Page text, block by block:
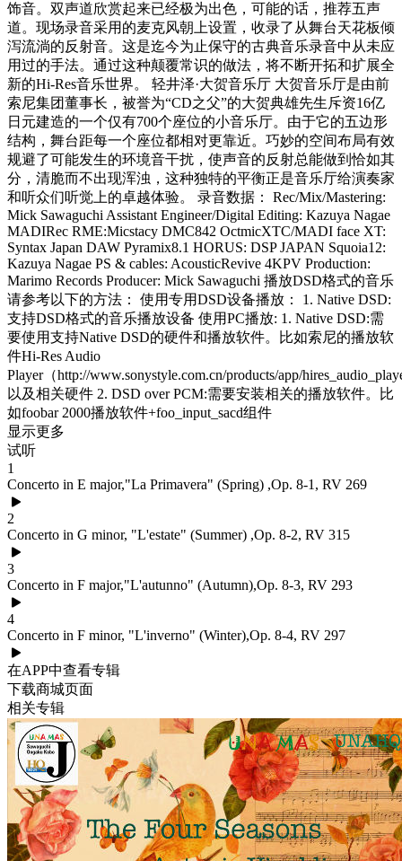
饰音。双声道欣赏起来已经极为出色，可能的话，推荐五声
道。现场录音采用的麦克风朝上设置，收录了从舞台天花板倾
泻流淌的反射音。这是迄今为止保守的古典音乐录音中从未应
用过的手法。通过这种颠覆常识的做法，将不断开拓和扩展全
新的Hi-Res音乐世界。 轻井泽·大贺音乐厅 大贺音乐厅是由前
索尼集团董事长，被誉为“CD之父”的大贺典雄先生斥资16亿
日元建造的一个仅有700个座位的小音乐厅。由于它的五边形
结构，舞台距每一个座位都相对更靠近。巧妙的空间布局有效
规避了可能发生的环境音干扰，使声音的反射总能做到恰如其
分，清脆而不出现浑浊，这种独特的平衡正是音乐厅给演奏家
和听众们听觉上的卓越体验。 录音数据： Rec/Mix/Mastering:
Mick Sawaguchi Assistant Engineer/Digital Editing: Kazuya Nagae
MADIRec RME:Micstacy DMC842 OctmicXTC/MADI face XT:
Syntax Japan DAW Pyramix8.1 HORUS: DSP JAPAN Squoia12:
Kazuya Nagae PS & cables: AcousticRevive 4KPV Production:
Marimo Records Producer: Mick Sawaguchi 播放DSD格式的音乐
请参考以下的方法： 使用专用DSD设备播放： 1. Native DSD:
支持DSD格式的音乐播放设备 使用PC播放: 1. Native DSD:需
要使用支持Native DSD的硬件和播放软件。比如索尼的播放软
件Hi-Res Audio
Player（http://www.sonystyle.com.cn/products/app/
以及相关硬件 2. DSD over PCM:需要安装相关的播放软件。比
如foobar 2000播放软件+foo_input_sacd组件
显示更多
试听
1
Concerto in E major,"La Primavera" (Spring) ,Op. 8-1, RV 269
2
Concerto in G minor, "L'estate" (Summer) ,Op. 8-2, RV 315
3
Concerto in F major,"L'autunno" (Autumn),Op. 8-3, RV 293
4
Concerto in F minor, "L'inverno" (Winter),Op. 8-4, RV 297
在APP中查看专辑
下载商城页面
相关专辑